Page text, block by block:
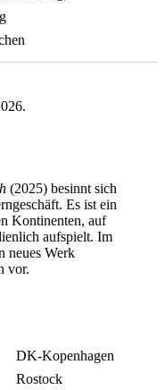
(2025) besinnt sich
Es ist ein
Kontinenten, auf
aufspielt. Im
neues Werk
vor.
DK-Kopenhagen
Rostock